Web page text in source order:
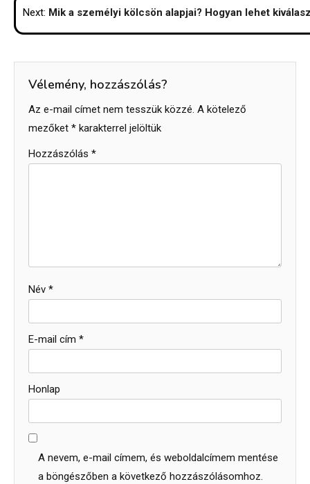
Next: Mik a személyi kölcsön alapjai? Hogyan lehet
Vélemény, hozzászólás?
Az e-mail címet nem tesszük közzé. A kötelező
mezőket * karakterrel jelöltük
Hozzászólás *
Név *
E-mail cím *
Honlap
A nevem, e-mail címem, és weboldalcímem mentése
a böngészőben a következő hozzászólásomhoz.